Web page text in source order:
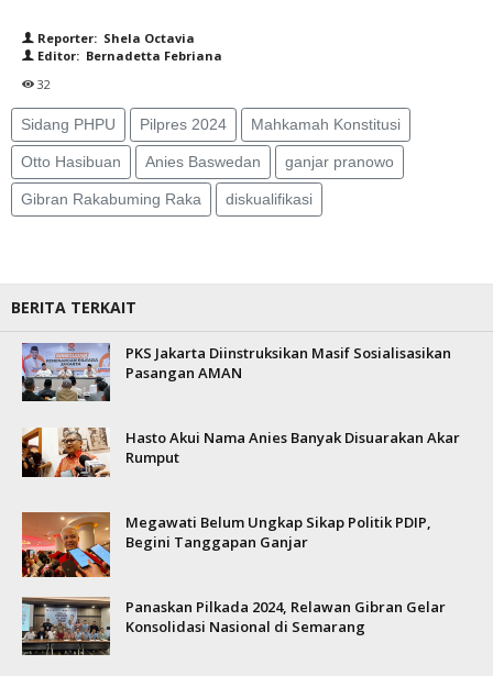
Reporter: Shela Octavia
Editor: Bernadetta Febriana
32
Sidang PHPU Pilpres 2024 Mahkamah Konstitusi
Otto Hasibuan Anies Baswedan ganjar pranowo
Gibran Rakabuming Raka diskualifikasi
BERITA TERKAIT
PKS Jakarta Diinstruksikan Masif Sosialisasikan
Pasangan AMAN
Hasto Akui Nama Anies Banyak Disuarakan Akar
Rumput
Megawati Belum Ungkap Sikap Politik PDIP,
Begini Tanggapan Ganjar
Panaskan Pilkada 2024, Relawan Gibran Gelar
Konsolidasi Nasional di Semarang